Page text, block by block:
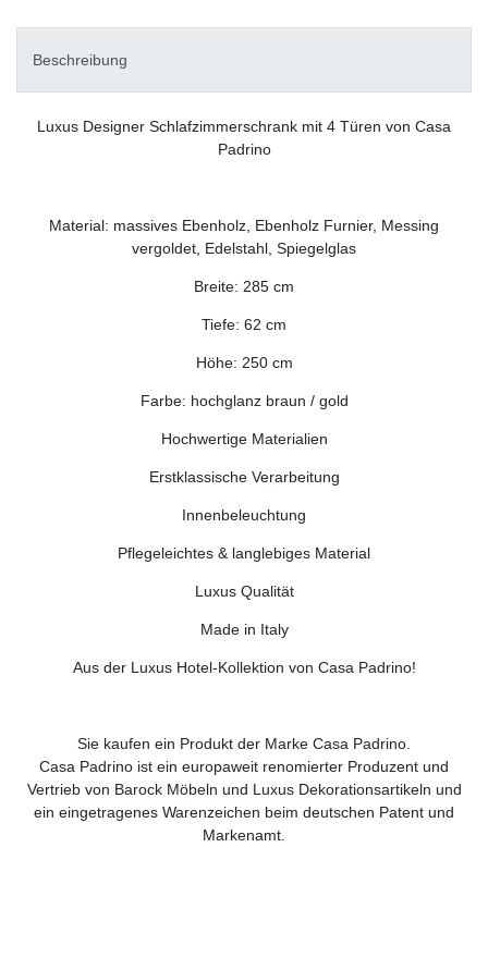
Beschreibung
Luxus Designer Schlafzimmerschrank mit 4 Türen von Casa
Padrino
Material: massives Ebenholz, Ebenholz Furnier, Messing
vergoldet, Edelstahl, Spiegelglas
Breite: 285 cm
Tiefe: 62 cm
Höhe: 250 cm
Farbe: hochglanz braun / gold
Hochwertige Materialien
Erstklassische Verarbeitung
Innenbeleuchtung
Pflegeleichtes & langlebiges Material
Luxus Qualität
Made in Italy
Aus der Luxus Hotel-Kollektion von Casa Padrino!
Sie kaufen ein Produkt der Marke Casa Padrino.
Casa Padrino ist ein europaweit renomierter Produzent und
Vertrieb von Barock Möbeln und Luxus Dekorationsartikeln und
ein eingetragenes Warenzeichen beim deutschen Patent und
Markenamt.